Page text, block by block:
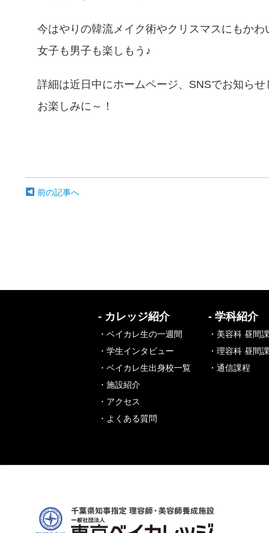
今はやりの韓流メイク術やクリスマスにもかわ
女子も男子も楽しもう♪
詳細は近日中にホームページ、SNSでお知らせ
お楽しみに～！
前の記事へ
- カレッジ紹介
・ベイカレ生の一週間
・学生インタビュー
・ベイカレ生出身校一覧
・施設紹介
・アクセス
・よくある質問
- 学科紹介
・美容科 昼間
・理容科 昼間
・通信課程